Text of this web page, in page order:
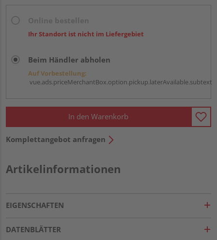
Ihr Standort ist nicht im Liefergebiet
Beim Händler abholen
Auf Vorbestellung:
vue.ads.priceMerchantBox.option.pickup.laterAvailable.subtext
In den Warenkorb
Komplettangebot anfragen
Artikelinformationen
EIGENSCHAFTEN
DATENBLÄTTER